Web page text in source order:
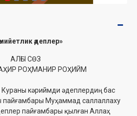
әдеплер»
АЛҒЫ СӨЗ
РОҲМАНИР РОҲИЙМ
кәриймди әдеплердиң бас
пайғамбары Муҳаммад саллаллаху
пайғамбары қылған Аллаҳ